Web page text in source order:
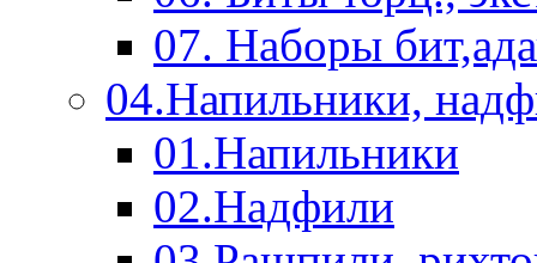
07. Наборы
04.Напильники,
01.Напильники
02.Надфили